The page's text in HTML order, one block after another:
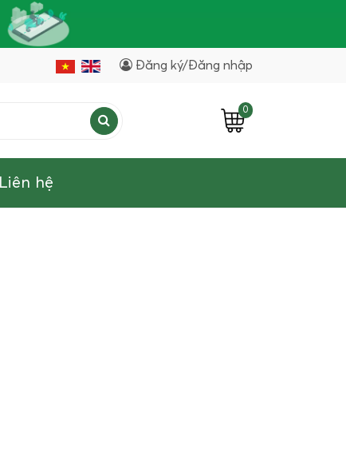
Đăng ký/Đăng nhập
0
Liên hệ